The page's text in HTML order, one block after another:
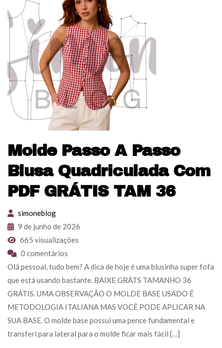
Molde Passo A Passo
Blusa Quadriculada Com
PDF GRÁTIS TAM 36
simoneblog
9 de junho de 2026
665 visualizações
0 comentários
Olá pessoal, tudo bem? A dica de hoje é uma blusinha super fofa
que está usando bastante. BAIXE GRÁTS TAMANHO 36
GRÁTIS. UMA OBSERVAÇÃO O MOLDE BASE USADO É
METODOLOGIA ITALIANA MAS VOCÊ PODE APLICAR NA
SUA BASE. O molde base possui uma pence fundamental e
transferi para lateral para o molde ficar mais fácil […]